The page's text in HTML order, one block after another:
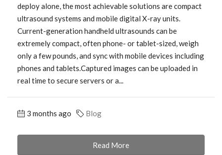
deploy alone, the most achievable solutions are compact
ultrasound systems and mobile digital X-ray units.
Current-generation handheld ultrasounds can be
extremely compact, often phone- or tablet-sized, weigh
only a few pounds, and sync with mobile devices including
phones and tablets.Captured images can be uploaded in
real time to secure servers or a...
3 months ago Blog
Read More